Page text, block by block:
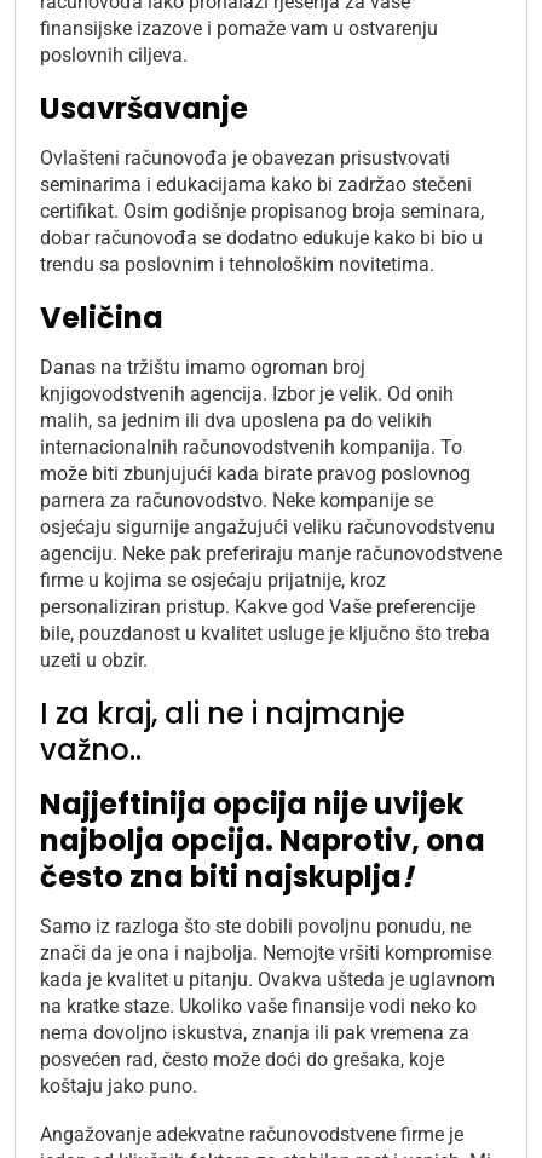
finansijske izazove i pomaže vam u ostvarenju
poslovnih ciljeva.
Usavršavanje
Ovlašteni računovođa je obavezan prisustvovati
seminarima i edukacijama kako bi zadržao stečeni
certifikat. Osim godišnje propisanog broja seminara,
dobar računovođa se dodatno edukuje kako bi bio u
trendu sa poslovnim i tehnološkim novitetima.
Veličina
Danas na tržištu imamo ogroman broj
knjigovodstvenih agencija. Izbor je velik. Od onih
malih, sa jednim ili dva uposlena pa do velikih
internacionalnih računovodstvenih kompanija. To
može biti zbunjujući kada birate pravog poslovnog
parnera za računovodstvo. Neke kompanije se
osjećaju sigurnije angažujući veliku računovodstvenu
agenciju. Neke pak preferiraju manje računovodstvene
firme u kojima se osjećaju prijatnije, kroz
personaliziran pristup. Kakve god Vaše preferencije
bile, pouzdanost u kvalitet usluge je ključno što treba
uzeti u obzir.
I za kraj, ali ne i najmanje
važno..
Najjeftinija opcija nije uvijek
najbolja opcija. Naprotiv, ona
često zna biti najskuplja!
Samo iz razloga što ste dobili povoljnu ponudu, ne
znači da je ona i najbolja. Nemojte vršiti kompromise
kada je kvalitet u pitanju. Ovakva ušteda je uglavnom
na kratke staze. Ukoliko vaše finansije vodi neko ko
nema dovoljno iskustva, znanja ili pak vremena za
posvećen rad, često može doći do grešaka, koje
koštaju jako puno.
Angažovanje adekvatne računovodstvene firme je